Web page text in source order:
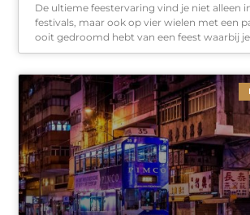
De ultieme feestervaring vind je niet alleen
festivals, maar ook op vier wielen met een
ooit gedroomd hebt van een feest waarbij je